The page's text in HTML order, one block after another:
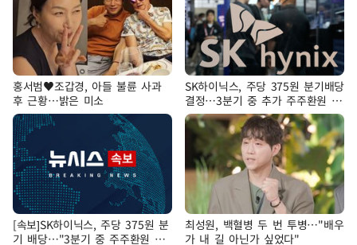
홍서범♥조갑경, 아들 불륜 사과
후 근황…밝은 미소
SK하이닉스, 주당 375원 분기배당
결정…3분기 중 추가 주주환원 발
표
[속보]SK하이닉스, 주당 375원 분
기 배당…"3분기 중 주주환원 방
최성원, 백혈병 두 번 투병…"배우
가 내 길 아닌가 싶었다"